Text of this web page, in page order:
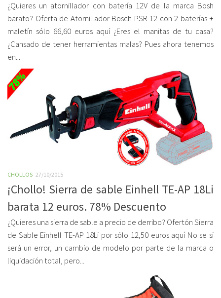
¿Quieres un atornillador con batería 12V de la marca Bosh
barato? Oferta de Atornillador Bosch PSR 12 con 2 baterías +
maletín sólo 66,60 euros aquí ¿Eres el manitas de tu casa?
¿Cansado de tener herramientas malas? Pues ahora tenemos
en...
CHOLLOS 27/10/2015
¡Chollo! Sierra de sable Einhell TE-AP 18Li
barata 12 euros. 78% Descuento
¿Quieres una sierra de sable a precio de derribo? Ofertón Sierra
de Sable Einhell TE-AP 18Li por sólo 12,50 euros aquí No se si
será un error, un cambio de modelo por parte de la marca o
liquidación total, pero...